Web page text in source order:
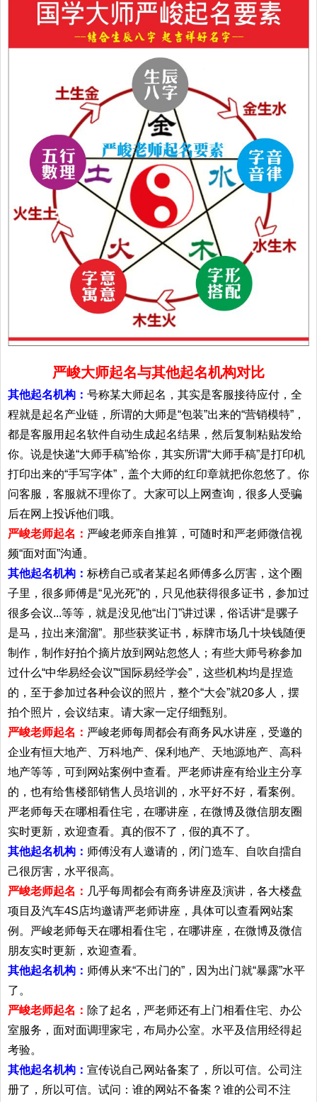
严峻大师起名与其他起名机构对比
其他起名机构： 号称某大师起名，其实是客服接待应付，全
程就是起名产业链，所谓的大师是“包装”出来的“营销模特”，
都是客服用起名软件自动生成起名结果，然后复制粘贴发给
你。说是快递“大师手稿”给你，其实所谓“大师手稿”是打印机
打印出来的“手写字体”，盖个大师的红印章就把你忽悠了。你
问客服，客服就不理你了。大家可以上网查询，很多人受骗
后在网上投诉他们哦。
严峻老师起名： 严峻老师亲自推算，可随时和严老师微信视
频“面对面”沟通。
其他起名机构： 标榜自己或者某起名师傅多么厉害，这个圈
子里，很多师傅是“见光死”的，只见他获得很多证书，参加过
很多会议...等等，就是没见他“出门”讲过课，俗话讲“是骡子
是马，拉出来溜溜”。那些获奖证书，标牌市场几十块钱随便
制作，制作好拍个摘片放到网站忽悠人；有些大师号称参加
过什么“中华易经会议”“国际易经学会”，这些机构均是捏造
的，至于参加过各种会议的照片，整个“大会”就20多人，摆
拍个照片，会议结束。请大家一定仔细甄别。
严峻老师起名： 严峻老师每周都会有商务风水讲座，受邀的
企业有恒大地产、万科地产、保利地产、天地源地产、高科
地产等等，可到网站案例中查看。严老师讲座有给业主分享
的，也有给售楼部销售人员培训的，水平好不好，看案例。
严老师每天在哪相看住宅，在哪讲座，在微博及微信朋友圈
实时更新，欢迎查看。真的假不了，假的真不了。
其他起名机构： 师傅没有人邀请的，闭门造车、自吹自擂自
己很厉害，水平很高。
严峻老师起名： 几乎每周都会有商务讲座及演讲，各大楼盘
项目及汽车4S店均邀请严老师讲座，具体可以查看网站案
例。严峻老师每天在哪相看住宅，在哪讲座，在微博及微信
朋友实时更新，欢迎查看。
其他起名机构： 师傅从来“不出门的”，因为出门就“暴露”水平
了。
严峻老师起名： 除了起名，严老师还有上门相看住宅、办公
室服务，面对面调理家宅，布局办公室。水平及信用经得起
考验。
其他起名机构： 宣传说自己网站备案了，所以可信。公司注
册了，所以可信。试问：谁的网站不备案？谁的公司不注